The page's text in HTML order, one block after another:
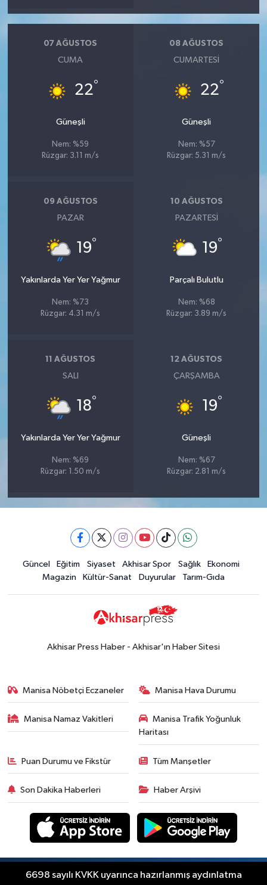
07 AĞUSTOS
CUMA
22°
Güneşli
Nem: %59
Rüzgar: 3.11 m/s
08 AĞUSTOS
CUMARTESI
22°
Güneşli
Nem: %57
Rüzgar: 5.31 m/s
09 AĞUSTOS
PAZAR
19°
Yakınlarda Yer Yer Yağmur
Nem: %73
Rüzgar: 4.31 m/s
10 AĞUSTOS
PAZARTESI
19°
Parçalı Bulutlu
Nem: %68
Rüzgar: 3.89 m/s
11 AĞUSTOS
SALI
18°
Yakınlarda Yer Yer Yağmur
Nem: %69
Rüzgar: 1.50 m/s
12 AĞUSTOS
ÇARŞAMBA
19°
Güneşli
Nem: %67
Rüzgar: 2.81 m/s
Güncel Eğitim Siyaset Akhisar Spor Sağlık
Ekonomi
Magazin
Kültür-Sanat Duyurular Tarım-Gıda
Akhisar Press Haber - Akhisar'ın Haber Sitesi
Manisa Nöbetçi Eczaneler Manisa Hava Durumu
Manisa Namaz Vakitleri
Manisa Trafik Yoğunluk
Haritası
Puan Durumu ve Fikstür Tüm Manşetler
Son Dakika Haberleri Haber Arşivi
RSS
Copyright © Akhisar Press Haber 2012-2026 Her
6698 sayılı KVKK uyarınca hazırlanmış aydınlatma